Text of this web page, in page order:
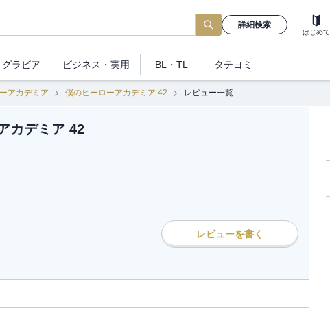
詳細検索
はじめて
グラビア ビジネス ・実用 BL・TL タテヨミ
アカデミア 僕のヒーローアカデミア 42 レビュー一覧
カデミア 42
レビューを書く